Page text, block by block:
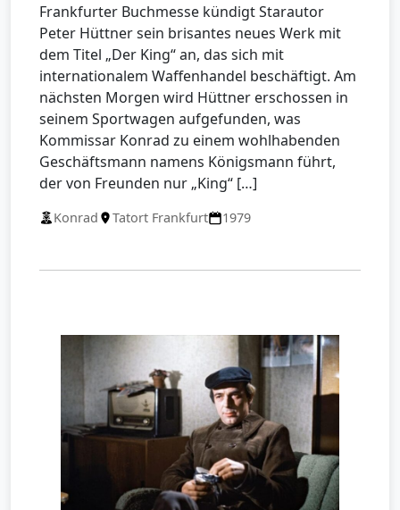
Frankfurter Buchmesse kündigt Starautor
Peter Hüttner sein brisantes neues Werk mit
dem Titel „Der King“ an, das sich mit
internationalem Waffenhandel beschäftigt. Am
nächsten Morgen wird Hüttner erschossen in
seinem Sportwagen aufgefunden, was
Kommissar Konrad zu einem wohlhabenden
Geschäftsmann namens Königsmann führt,
der von Freunden nur „King“ […]
Konrad Tatort Frankfurt 1979